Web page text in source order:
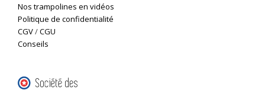
Nos trampolines en vidéos
Politique de confidentialité
CGV/CGU
Conseils